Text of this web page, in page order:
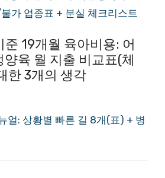
가 업종표 + 분실 체크리스트
준 19개월 육아비용: 어
양육 월 지출 비교표(체
한 3개의 생각
얼: 상황별 빠른 길 8개(표) + 병